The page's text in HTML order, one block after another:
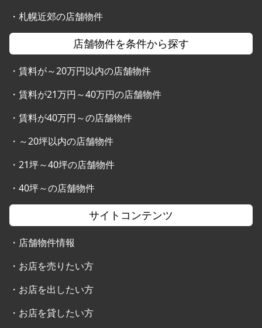
・ 札幌近郊の店舗物件
店舗物件を条件から探す
・ 賃料が～20万円以内の店舗物件
・ 賃料が21万円～40万円の店舗物件
・ 賃料が40万円～の店舗物件
・ ～20坪以内の店舗物件
・ 21坪～40坪の店舗物件
・ 40坪～の店舗物件
サイトコンテンツ
・ 店舗物件情報
・ お店を売りたい方
・ お店を出したい方
・ お店を貸したい方